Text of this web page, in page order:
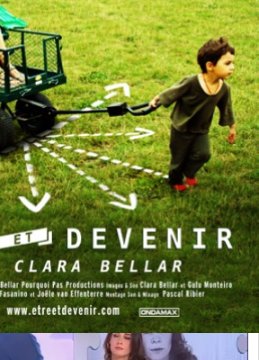
PRESSE (français) :